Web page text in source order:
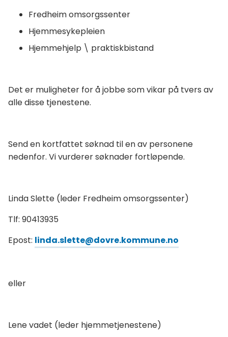
Fredheim omsorgssenter
Hjemmesykepleien
Hjemmehjelp \ praktiskbistand
Det er muligheter for å jobbe som vikar på tvers av
alle disse tjenestene.
Send en kortfattet søknad til en av personene
nedenfor. Vi vurderer søknader fortløpende.
Linda Slette (leder Fredheim omsorgssenter)
Tlf: 90413935
Epost: linda.slette@dovre.kommune.no
eller
Lene vadet (leder hjemmetjenestene)